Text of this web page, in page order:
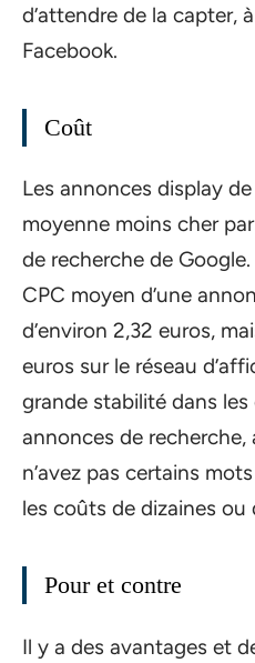
d’attendre de la capter,
Facebook.
Coût
Les annonces display
moyenne moins cher
de recherche de
CPC moyen d’une
d’environ 2,32 euros,
euros sur le réseau
grande stabilité dans
annonces de recherche,
n’avez pas certains
les coûts de dizaines ou
Pour et contre
Il y a des avantages et